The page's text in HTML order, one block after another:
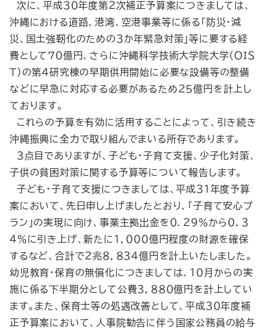
次に、平成３０年度第２次補正予算案につきましては、
沖縄における道路、港湾、空港事業等に係る「防災・減
災、国土強靭化のための３か年緊急対策」等に要する経
費として７０億円、さらに沖縄科学技術大学院大学（ＯＩＳ
Ｔ）の第４研究棟の早期供用開始に必要な設備等の整備
などに早急に対応する必要があるため２５億円を計上し
ております。
これらの予算を有効に活用することによって、引き続き
沖縄振興に全力で取り組んでまいる所存であります。
３点目でありますが、子ども・子育て支援、少子化対策、
子供の貧困対策に関する予算等について報告します。
子ども・子育て支援につきましては、平成３１年度予算
案において、先日申し上げましたとおり、「子育て安心プ
ラン」の実現に向け、事業主拠出金を０．２９％から０．３
４％に引き上げ、新たに１，０００億円程度の財源を確保
するなど、合計で２兆８，８３４億円を計上いたしました。
幼児教育・保育の無償化につきましては、１０月からの実
施に係る下半期分として公費３，８８０億円を計上してい
ます。また、保育士等の処遇改善として、平成３０年度補
正予算案において、人事院勧告に伴う国家公務員の給与